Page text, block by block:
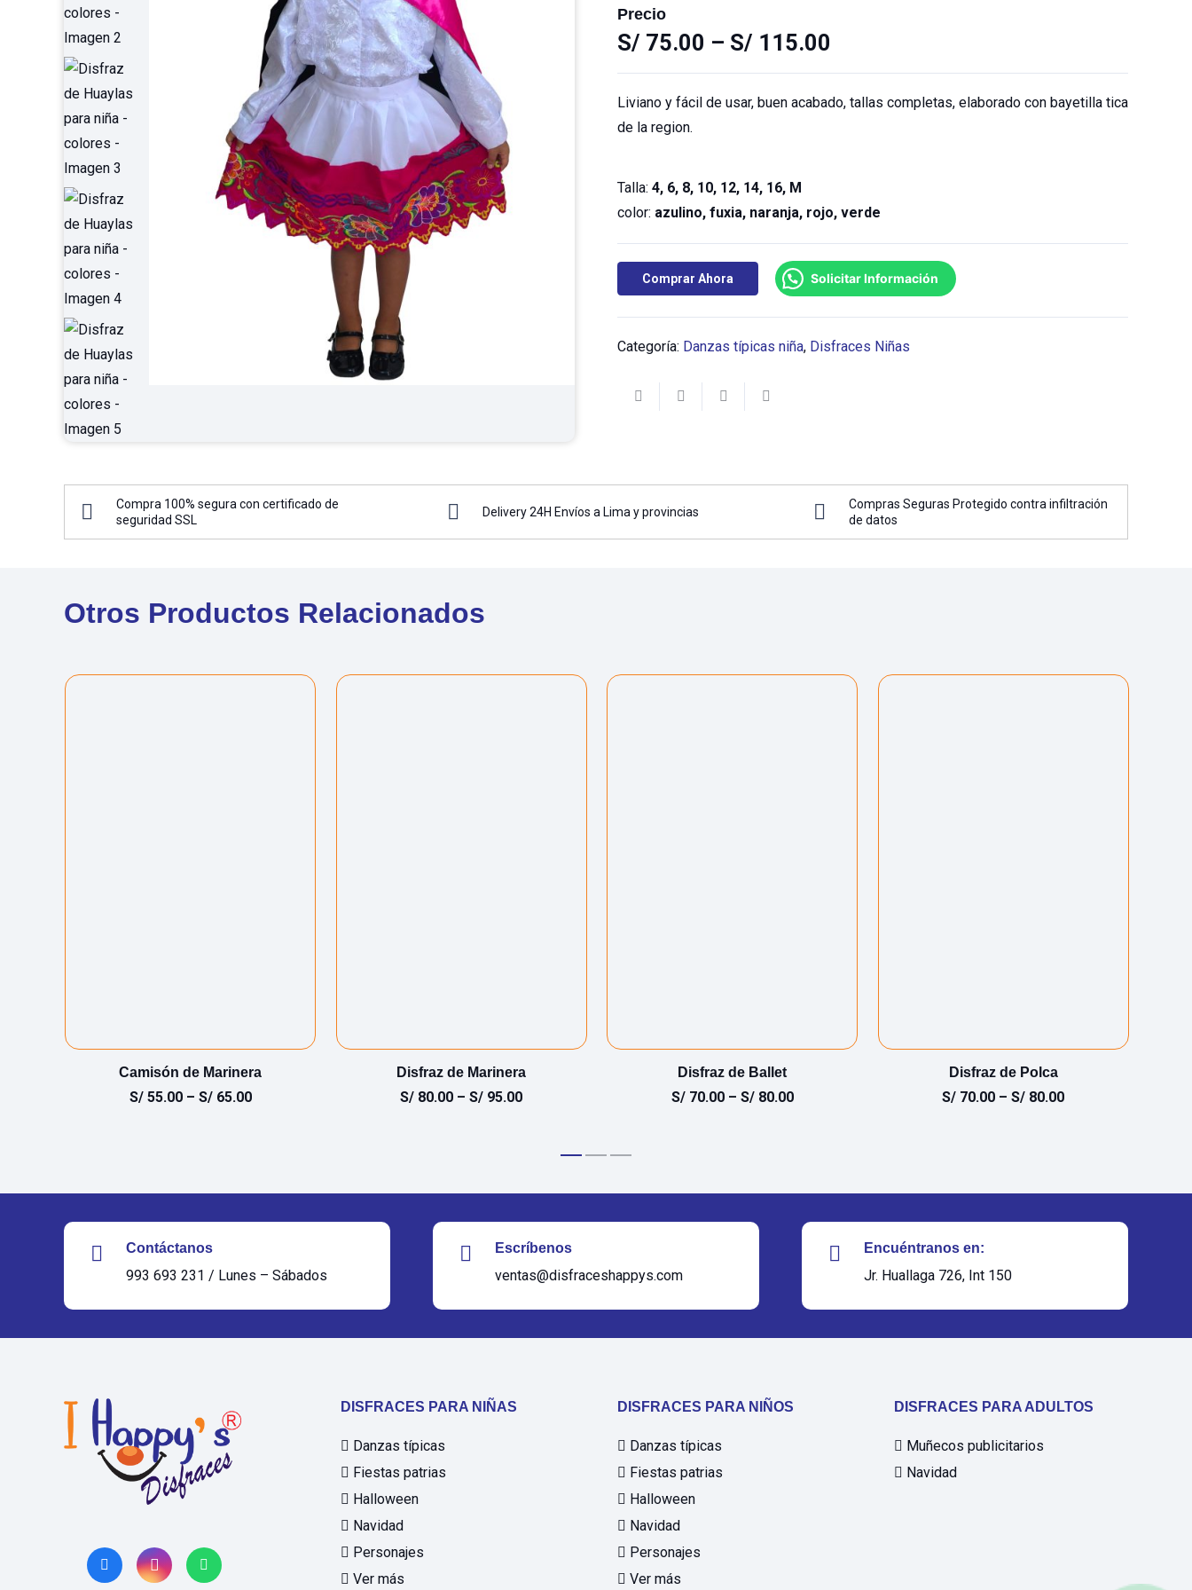
Precio
S/ 75.00 – S/ 115.00
Liviano y fácil de usar, buen acabado, tallas completas, elaborado con bayetilla tica
de la region.
Talla: 4, 6, 8, 10, 12, 14, 16, M
color: azulino, fuxia, naranja, rojo, verde
Comprar Ahora Solicitar Información
Categoría: Danzas típicas niña, Disfraces Niñas
Compra 100% segura con certificado de
seguridad SSL
Delivery 24H Envíos a Lima y provincias
Compras Seguras Protegido contra infiltración
de datos
Otros Productos Relacionados
Camisón de Marinera
S/55.00– S/65.00
Disfraz de Marinera
S/ 80.00 –S/ 95.00
Disfraz de Ballet
S/70.00– S/80.00
Disfraz de Polca
S/ 70.00 –S/ 80.00
Contáctanos
993 693 231 / Lunes – Sábados
Escríbenos
ventas@disfraceshappys.com
Encuéntranos en:
Jr. Huallaga 726, Int 150
DISFRACES PARA NIÑAS
Danzas típicas
Fiestas patrias
Halloween
Navidad
Personajes
Ver más
DISFRACES PARA NIÑOS
Danzas típicas
Fiestas patrias
Halloween
Navidad
Personajes
Ver más
DISFRACES PARA ADULTOS
Muñecos publicitarios
Navidad